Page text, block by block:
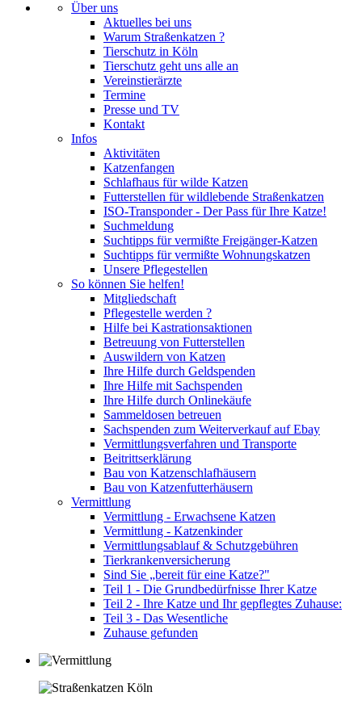
Über uns
Aktuelles bei uns
Warum Straßenkatzen ?
Tierschutz in Köln
Tierschutz geht uns alle an
Vereinstierärzte
Termine
Presse und TV
Kontakt
Infos
Aktivitäten
Katzenfangen
Schlafhaus für wilde Katzen
Futterstellen für wildlebende Straßenkatzen
ISO-Transponder - Der Pass für Ihre Katze!
Suchmeldung
Suchtipps für vermißte Freigänger-Katzen
Suchtipps für vermißte Wohnungskatzen
Unsere Pflegestellen
So können Sie helfen!
Mitgliedschaft
Pflegestelle werden ?
Hilfe bei Kastrationsaktionen
Betreuung von Futterstellen
Auswildern von Katzen
Ihre Hilfe durch Geldspenden
Ihre Hilfe mit Sachspenden
Ihre Hilfe durch Onlinekäufe
Sammeldosen betreuen
Sachspenden zum Weiterverkauf auf Ebay
Vermittlungsverfahren und Transporte
Beitrittserklärung
Bau von Katzenschlafhäusern
Bau von Katzenfutterhäusern
Vermittlung
Vermittlung - Erwachsene Katzen
Vermittlung - Katzenkinder
Vermittlungsablauf & Schutzgebühren
Tierkrankenversicherung
Sind Sie „bereit für eine Katze?"
Teil 1 - Die Grundbedürfnisse Ihrer Katze
Teil 2 - Ihre Katze und Ihr gepflegtes Zuhause:
Teil 3 - Das Wesentliche
Zuhause gefunden